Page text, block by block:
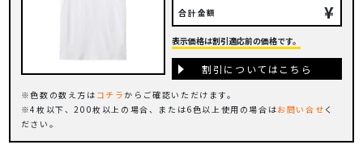
合計金額 ¥
色数の数え方は コチラからご確認いただけます。
4枚以下、200枚以上の場合、または6色以上使用の場合はお問い合せ く
ださい。
表示価格は割引適応前の価格です。
割引についてはこちら